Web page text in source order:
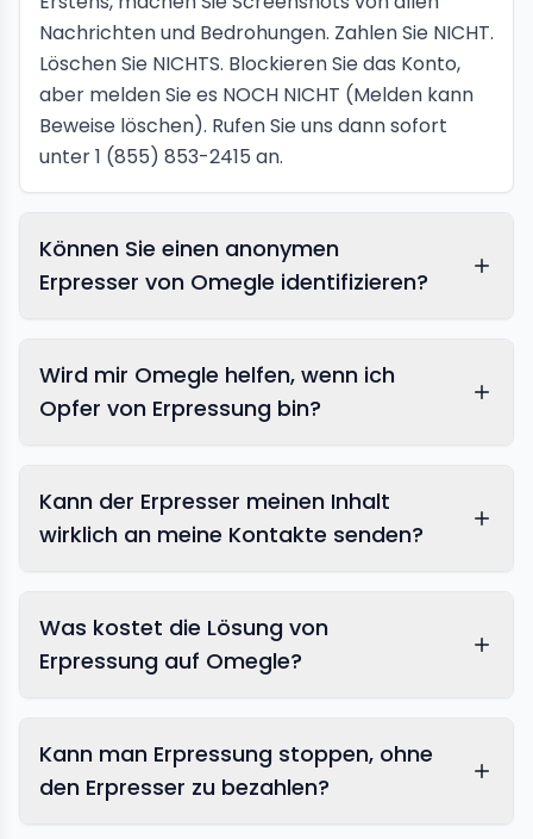
Nachrichten und Bedrohungen. Zahlen Sie NICHT.
Löschen Sie NICHTS. Blockieren Sie das Konto,
aber melden Sie es NOCH NICHT (Melden kann
Beweise löschen). Rufen Sie uns dann sofort
unter 1 (855) 853-2415 an.
Können Sie einen anonymen
Erpresser von Omegle identifizieren?
Wird mir Omegle helfen, wenn ich
Opfer von Erpressung bin?
Kann der Erpresser meinen Inhalt
wirklich an meine Kontakte senden?
Was kostet die Lösung von
Erpressung auf Omegle?
Kann man Erpressung stoppen, ohne
den Erpresser zu bezahlen?